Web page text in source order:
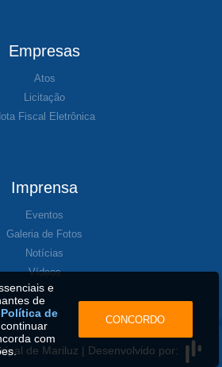
Empresas
Atos
Licitação
Fiscal Eletrônica
Imprensa
Eventos
Galeria de Fotos
Notícias
Vídeos
de Mariluz | Desenvolvido por:
e
de
Política de
com
CONCORDO